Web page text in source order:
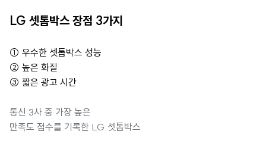
LG 셋톱박스 장점 3가지
① 우수한 셋톱박스 성능
② 높은 화질
③ 짧은 광고 시간
통신 3사 중 가장 높은
만족도 점수를 기록한 LG 셋톱박스